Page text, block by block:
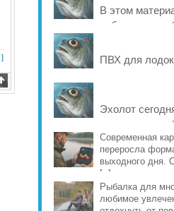
]
В этом
рабочие
жизнь уло [..]
ПВХ для
стойкости к
Эхолот
что-то само
еще совсем
обходились б
Современная
переросла
выходного дня.
[..]
Рыбалка для
любимое